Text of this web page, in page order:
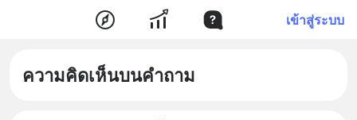
เข้าสู่ระบบ
ความคิดเห็นบนคำถาม